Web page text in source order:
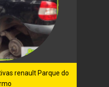
renault Parque do